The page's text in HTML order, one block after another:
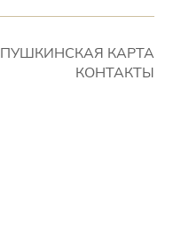
ПУШКИНСКАЯ КАРТА
КОНТАКТЫ